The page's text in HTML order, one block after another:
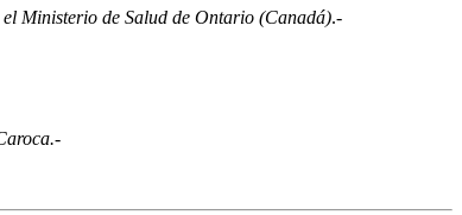
Ministerio de Salud de Ontario (Canadá).-